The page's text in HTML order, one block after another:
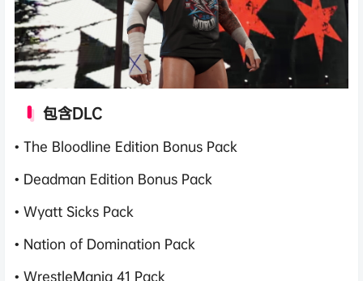
包含DLC
• The Bloodline Edition Bonus Pack
• Deadman Edition Bonus Pack
• Wyatt Sicks Pack
• Nation of Domination Pack
• WrestleMania 41 Pack